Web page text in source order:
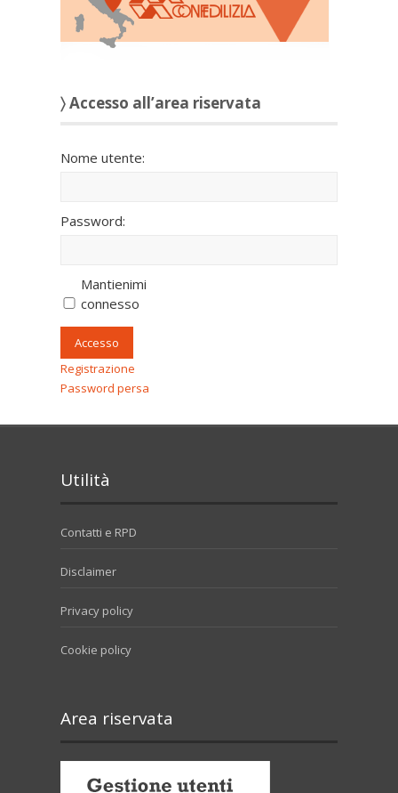
〉 Accesso all’area riservata
Nome utente:
Password:
Mantienimi
connesso
Accesso
Registrazione
Password persa
Utilità
Contatti e RPD
Disclaimer
Privacy policy
Cookie policy
Area riservata